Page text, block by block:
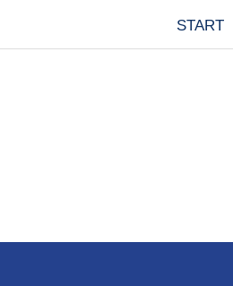
START